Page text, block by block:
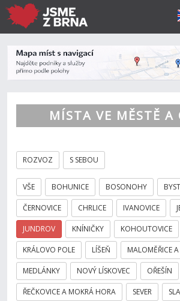
MÍSTA VE MĚSTĚ A
ROZVOZ S SEBOU
VŠE BOHUNICE BOSONOHY
ČERNOVICE CHRLICE IVANOVICE
JUNDROV KNÍNIČKY KOHOUTOVICE
KRÁLOVO POLE LÍŠEŇ MALOMĚŘICE
MEDLÁNKY NOVÝ LÍSKOVEC OŘEŠÍN
ŘEČKOVICE A MOKRÁ HORA SEVER